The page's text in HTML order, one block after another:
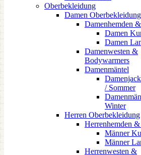
Oberbekleidung
Damen Oberbekleidung
Damenhemden
Damen
Damen
Damenwesten &
Bodywarmers
Damenmäntel
/ Sommer
Winter
Herren Oberbekleidung
Herrenhemden
Männer
Männer
Herrenwesten &